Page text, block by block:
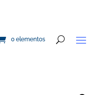
0 elementos